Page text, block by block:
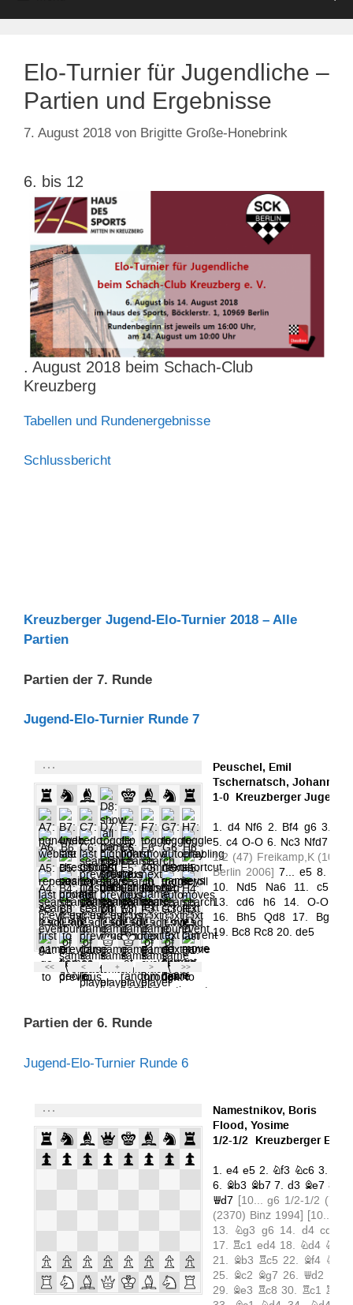
Elo-Turnier für Jugendliche –
Partien und Ergebnisse
7. August 2018 von Brigitte Große-Honebrink
6. bis 12
. August 2018 beim Schach-Club
Kreuzberg
Tabellen und Rundenergebnisse
Schlussbericht
Kreuzberger Jugend-Elo-Turnier 2018 – Alle
Partien
Partien der 7. Runde
Jugend-Elo-Turnier Runde 7
Partien der 6. Runde
Jugend-Elo-Turnier Runde 6